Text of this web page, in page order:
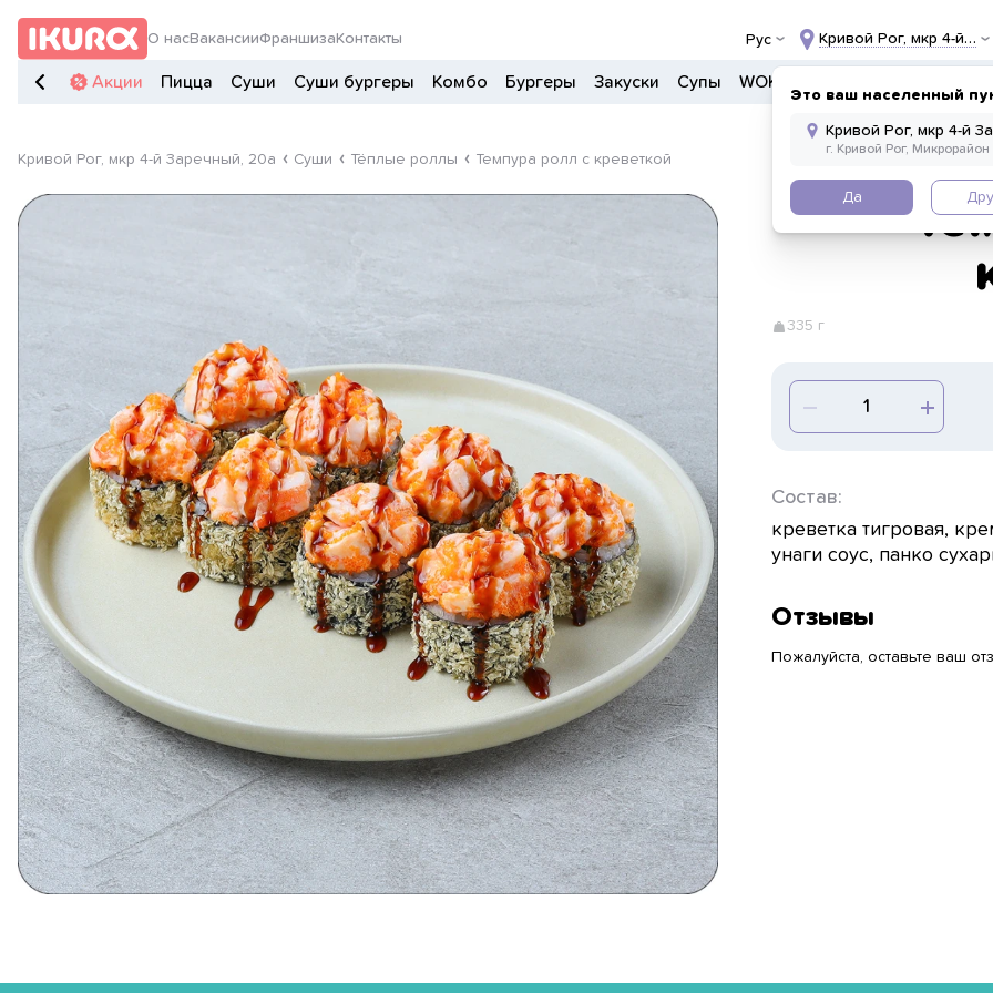
О насВакансииФраншиза Контакты Рус Кривой Рог, мкр 4-й
Это ваш населенный
Да
Акции Пицца Суши Суши бургеры Комбо Бургеры Закуски Супы WOK
Кривой Рог, мкр 4-й Заречный, 20а Суши Тёплые роллы Темпура ролл с креветкой
335 г
Состав:
креветка тигровая,
унаги соус, панко
Отзывы
Пожалуйста, оставьте ваш